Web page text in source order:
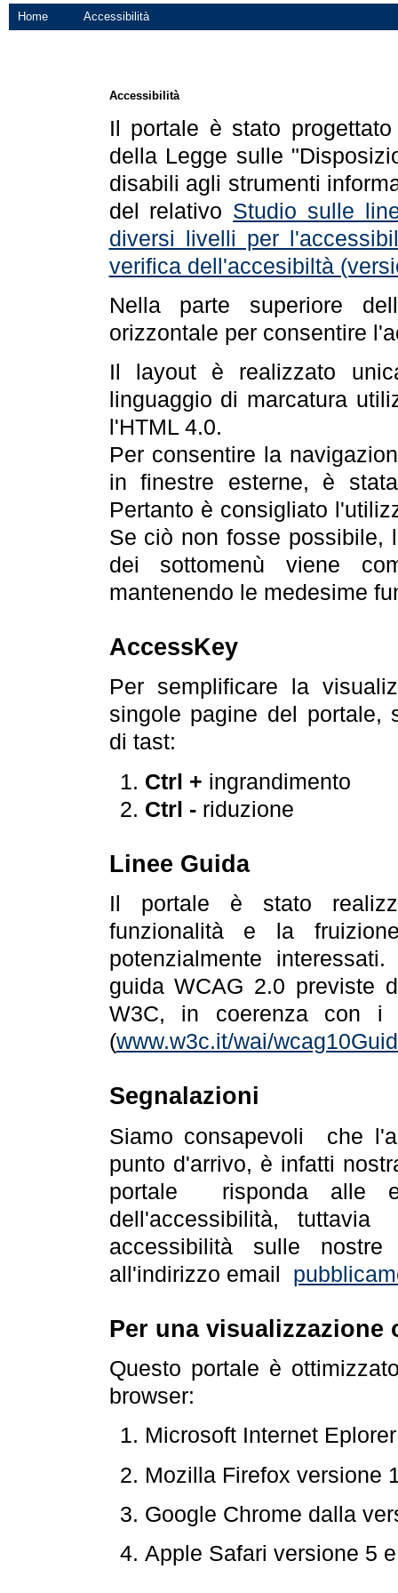
Home Accessibilità
Accessibilità
Il portale è stato
della Legge sulle
disabili agli strumenti
del relativo Studio sulle
diversi livelli per
verifica dell'accesibiltà
Nella parte superiore
orizzontale per consentire
Il layout è realizzato
linguaggio di marcatura
l'HTML 4.0.
Per consentire la
in finestre esterne, è
Pertanto è consigliato
Se ciò non fosse possibile,
dei sottomenù viene
mantenendo le medesime
AccessKey
Per semplificare la
singole pagine del portale,
di tast:
Ctrl + ingrandimento
Ctrl -riduzione
Linee Guida
Il portale è stato
funzionalità e la
potenzialmente
guida WCAG 2.0 previste
W3C, in coerenza con i
(www.w3c.it/wai/
Segnalazioni
Siamo consapevoli che
punto d'arrivo, è infatti
portale risponda alle
dell'accessibilità,
accessibilità sulle
all'indirizzo email
Per una visualizzazione
Questo portale è
browser:
Microsoft Internet
Mozilla Firefox versione
Google Chrome dalla
Apple Safari versione 5